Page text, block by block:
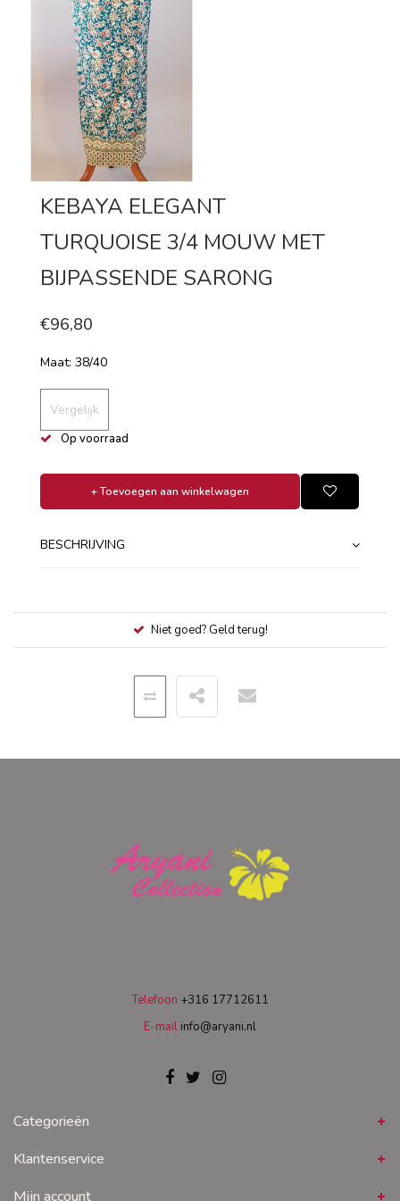
KEBAYA ELEGANT
TURQUOISE 3/4 MOUW MET
BIJPASSENDE SARONG
€96,80
Maat: 38/40
Vergelijk
Op voorraad
+ Toevoegen aan winkelwagen
BESCHRIJVING
Niet goed? Geld terug!
Telefoon +316 17712611
E-mail info@aryani.nl
Categorieën
Klantenservice
Mijn account